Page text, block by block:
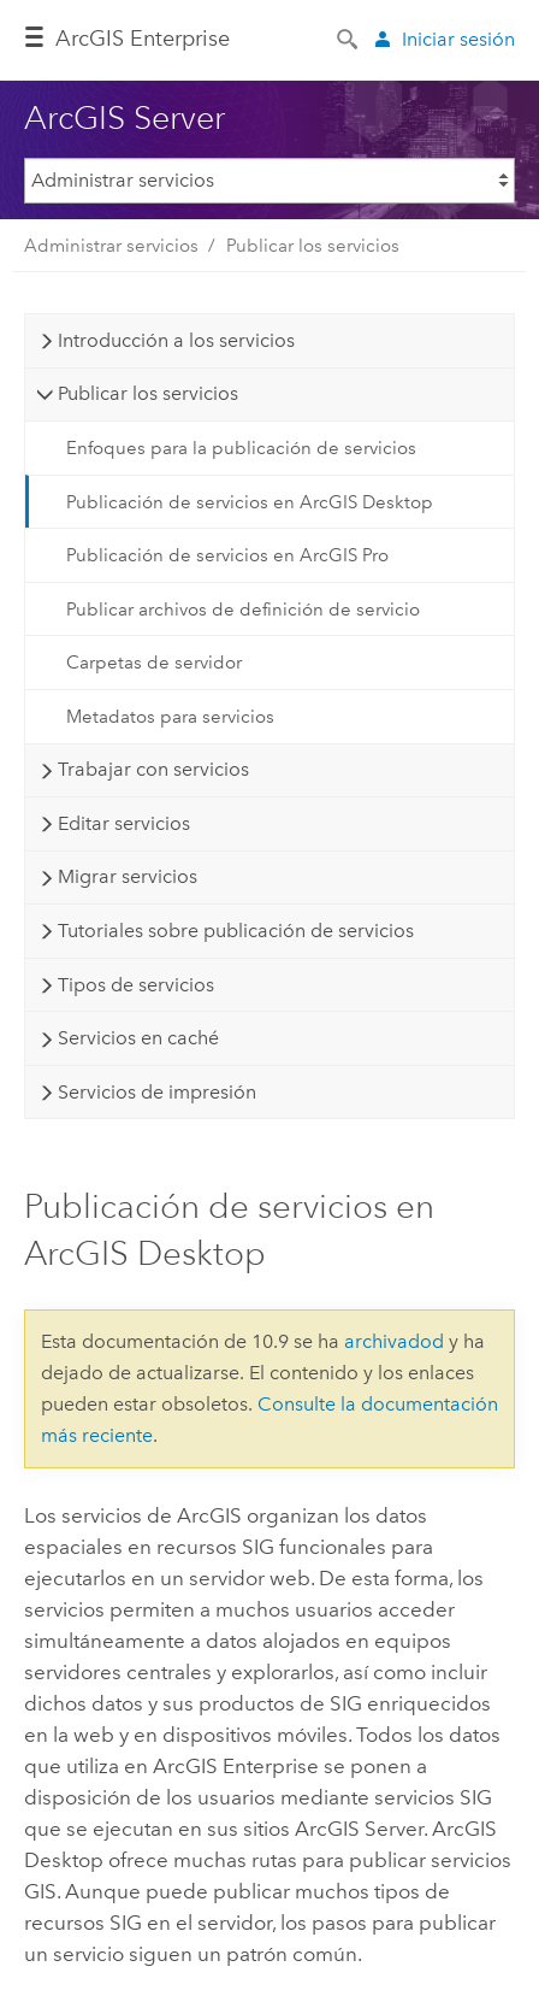
ArcGIS Enterprise Iniciar sesión
ArcGIS Server
Administrar servicios Publicar los servicios
Introducción a los servicios
Publicar los servicios
Enfoques para la publicación de servicios
Publicación de servicios en ArcGIS Desktop
Publicación de servicios en ArcGIS Pro
Publicar archivos de definición de servicio
Carpetas de servidor
Metadatos para servicios
Trabajar con servicios
Editar servicios
Migrar servicios
Tutoriales sobre publicación de servicios
Tipos de servicios
Servicios en caché
Servicios de impresión
Publicación de servicios en
ArcGIS Desktop
Esta documentación de 10.9 se ha archivadod y ha
dejado de actualizarse. El contenido y los enlaces
pueden estar obsoletos. Consulte la documentación
más reciente.
Los servicios de ArcGIS organizan los datos
espaciales en recursos SIG funcionales para
ejecutarlos en un servidor web. De esta forma, los
servicios permiten a muchos usuarios acceder
simultáneamente a datos alojados en equipos
servidores centrales y explorarlos, así como incluir
dichos datos y sus productos de SIG enriquecidos
en la web y en dispositivos móviles. Todos los datos
que utiliza en ArcGIS Enterprise se ponen a
disposición de los usuarios mediante servicios SIG
que se ejecutan en sus sitios ArcGIS Server. ArcGIS
Desktop ofrece muchas rutas para publicar servicios
GIS. Aunque puede publicar muchos tipos de
recursos SIG en el servidor, los pasos para publicar
un servicio siguen un patrón común.